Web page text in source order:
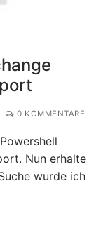
0 KOMMENTARE
Nun erhalte
wurde ich